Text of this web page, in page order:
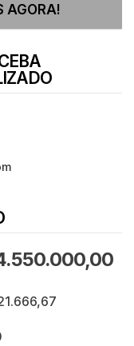
AGORA!